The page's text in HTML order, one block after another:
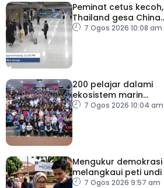
Peminat cetus kecoh,
Thailand gesa China
ambil tindakan
7 Ogos 2026 10:08 am
200 pelajar dalami
ekosistem marin
menerusi Blue School
7 Ogos 2026 10:04 am
Mengukur demokrasi
melangkaui peti undi
7 Ogos 2026 9:57 am